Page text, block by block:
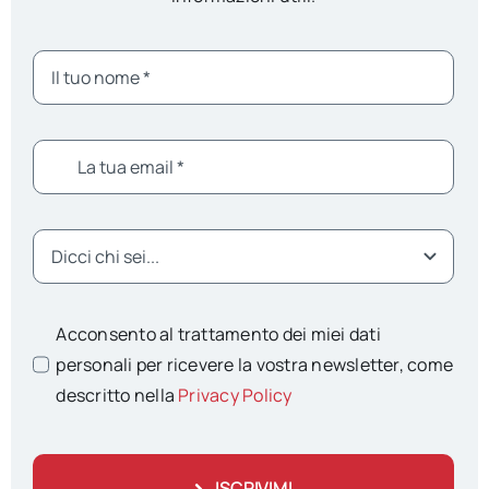
Acconsento al trattamento dei miei dati
personali per ricevere la vostra newsletter, come
descritto nella Privacy Policy